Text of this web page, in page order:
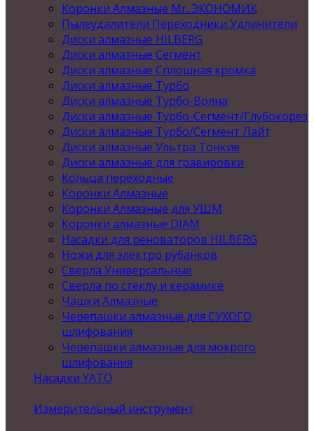
Коронки Алмазные Mr. ЭКОНОМИК
Пылеудалители Переходники Удлинители
Диски алмазные HILBERG
Диски алмазные Сегмент
Диски алмазные Сплошная кромка
Диски алмазные Турбо
Диски алмазные Турбо-Волна
Диски алмазные Турбо-Сегмент/Глубокорез
Диски алмазные Турбо/Сегмент Лайт
Диски алмазные Ультра Тонкие
Диски алмазные для гравировки
Кольца переходные
Коронки Алмазные
Коронки Алмазные для УШМ
Коронки алмазные DIAM
Насадки для реноваторов HILBERG
Ножи для электро рубанков
Сверла Универсальные
Сверла по стеклу и керамике
Чашки Алмазные
Черепашки алмазные для СУХОГО
шлифования
Черепашки алмазные для мокрого
шлифования
Насадки YATO
Измерительный инструмент